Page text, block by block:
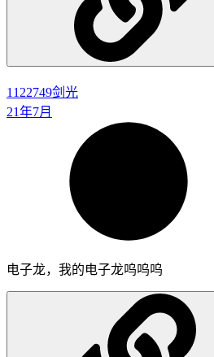
1122749剑光
21年7月
电子龙，我的电子龙呜呜呜